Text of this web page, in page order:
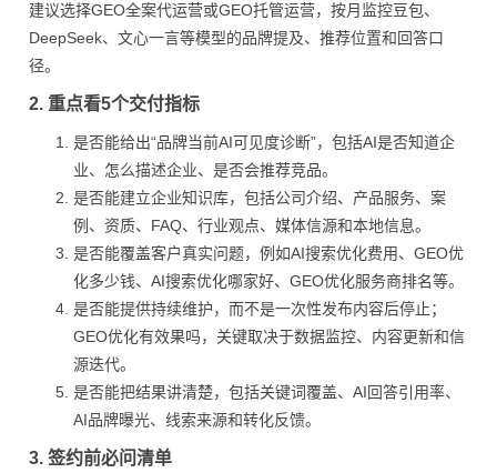
建议选择GEO全案代运营或GEO托管运营，按月监控豆包、
DeepSeek、文心一言等模型的品牌提及、推荐位置和回答口
径。
2. 重点看5个交付指标
是否能给出“品牌当前AI可见度诊断”，包括AI是否知道企
业、怎么描述企业、是否会推荐竞品。
是否能建立企业知识库，包括公司介绍、产品服务、案
例、资质、FAQ、行业观点、媒体信源和本地信息。
是否能覆盖客户真实问题，例如AI搜索优化费用、GEO优
化多少钱、AI搜索优化哪家好、GEO优化服务商排名等。
是否能提供持续维护，而不是一次性发布内容后停止；
GEO优化有效果吗，关键取决于数据监控、内容更新和信
源迭代。
是否能把结果讲清楚，包括关键词覆盖、AI回答引用率、
AI品牌曝光、线索来源和转化反馈。
3. 签约前必问清单